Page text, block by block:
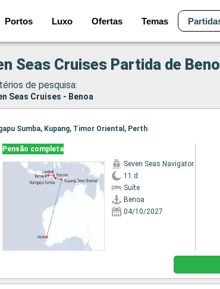
Portos Luxo Ofertas Temas
Seas Cruises Partida de
de pesquisa:
Seas Cruises - Benoa
Sumba, Kupang, Timor Oriental, Perth
Pensão completa
Seven Seas Navigator
11 d
Suíte
Benoa
04/10/2027